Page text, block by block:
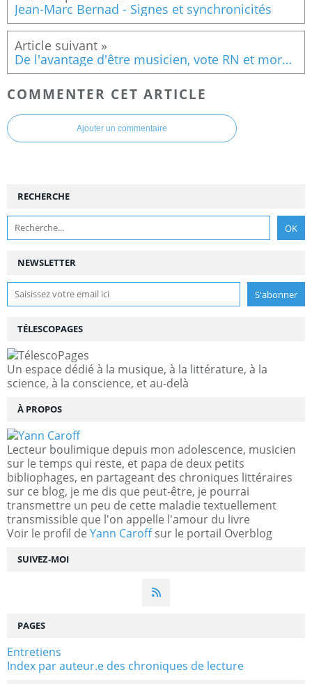
Jean-Marc Bernad - Signes et synchronicités
De l'avantage d'être musicien, vote RN et morosité
COMMENTER CET ARTICLE
Ajouter un commentaire
NEWSLETTER
SUIVEZ-MOI
RECHERCHE
TÉLESCOPAGES
Un espace dédié à la musique, à la littérature, à la
science, à la conscience, et au-delà
À PROPOS
Lecteur boulimique depuis mon adolescence, musicien
sur le temps qui reste, et papa de deux petits
bibliophages, en partageant des chroniques littéraires
sur ce blog, je me dis que peut-être, je pourrai
transmettre un peu de cette maladie textuellement
transmissible que l'on appelle l'amour du livre
Voir le profil de Yann Caroffsur le portail Overblog
PAGES
Entretiens
Index par auteur.e des chroniques de lecture